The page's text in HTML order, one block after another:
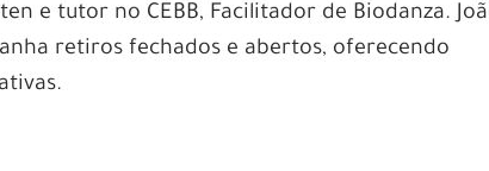
e tutor no CEBB, Facilitador de Biodanza.
retiros fechados e abertos, oferecendo